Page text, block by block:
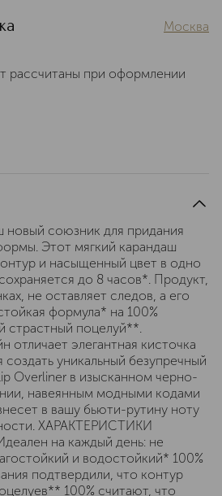
Москва
рассчитаны при оформлении
новый союзник для придания
Этот мягкий карандаш
и насыщенный цвет в одно
до 8 часов*. Продукт,
не оставляет следов, а его
формула* на 100%
страстный поцелуй**.
отличает элегантная кисточка
уникальный безупречный
Overliner в изысканном черно-
навеянным модными кодами
в вашу бьюти-рутину ноту
ХАРАКТЕРИСТИКИ
на каждый день: не
и водостойкий* 100%
подтвердили, что контур
100% считают, что